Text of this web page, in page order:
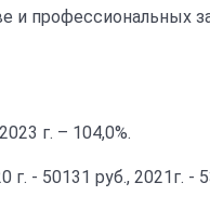
и профессиональных
г. – 104,0%.
- 50131 руб., 2021г. -